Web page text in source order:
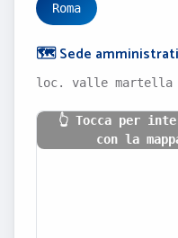
Roma
🗺️ Sede
loc. valle martella -
👆 Tocca per
con la